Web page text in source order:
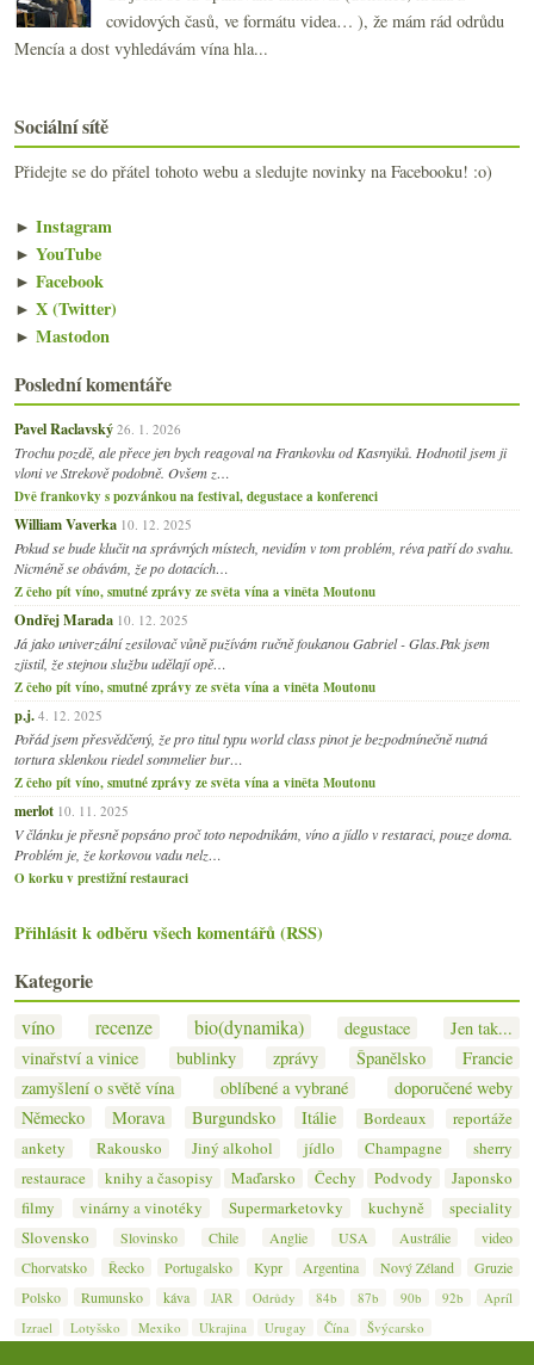
covidových časů, ve formátu videa… ), že mám rád odrůdu
Mencía a dost vyhledávám vína hla...
Sociální sítě
Přidejte se do přátel tohoto webu a sledujte novinky na Facebooku! :o)
► Instagram
► YouTube
► Facebook
► X (Twitter)
► Mastodon
Poslední komentáře
Pavel Raclavský 26. 1. 2026
Trochu pozdě, ale přece jen bych reagoval na Frankovku od Kasnyiků. Hodnotil jsem ji
vloni ve Strekově podobně. Ovšem z…
Dvě frankovky s pozvánkou na festival, degustace a konferenci
William Vaverka 10. 12. 2025
Pokud se bude klučit na správných místech, nevidím v tom problém, réva patří do svahu.
Nicméně se obávám, že po dotacích…
Z čeho pít víno, smutné zprávy ze světa vína a viněta Moutonu
Ondřej Marada 10. 12. 2025
Já jako univerzální zesilovač vůně pužívám ručně foukanou Gabriel - Glas.Pak jsem
zjistil, že stejnou službu udělají opě…
Z čeho pít víno, smutné zprávy ze světa vína a viněta Moutonu
p.j. 4. 12. 2025
Pořád jsem přesvědčený, že pro titul typu world class pinot je bezpodmínečně nutná
tortura sklenkou riedel sommelier bur…
Z čeho pít víno, smutné zprávy ze světa vína a viněta Moutonu
merlot 10. 11. 2025
V článku je přesně popsáno proč toto nepodnikám, víno a jídlo v restaraci, pouze doma.
Problém je, že korkovou vadu nelz…
O korku v prestižní restauraci
Přihlásit k odběru všech komentářů (RSS)
Kategorie
víno recenze bio(dynamika) degustace
Jen tak...
vinařství a vinice
bublinky zprávy Španělsko
Francie
zamyšlení o světě vína
oblíbené a vybrané
doporučené weby
Německo
Morava Burgundsko Itálie Bordeaux
reportáže
ankety
Rakousko Jiný alkohol jídlo Champagne
sherry
restaurace
knihy a časopisy Maďarsko Čechy Podvody
Japonsko
filmy
vinárny a vinotéky Supermarketovky kuchyně
speciality
Slovensko
Slovinsko Chile Anglie USA Austrálie
video
Chorvatsko
Řecko Portugalsko Kypr Argentina Nový Zéland
Gruzie
Polsko
Rumunsko káva JAR Odrůdy 84b 87b 90b 92b
Apríl
Izrael
Lotyšsko Mexiko Ukrajina Urugay Čína Švýcarsko